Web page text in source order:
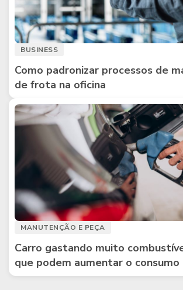
BUSINESS
Como padronizar processos de
de frota na oficina
MANUTENÇÃO E PEÇA
Carro gastando muito
que podem aumentar o consumo